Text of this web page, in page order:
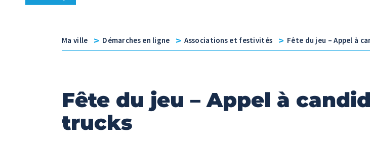
Ma ville v Démarches en ligne v Associations et festivités v Fête du jeu – Appel à
Fête du jeu – Appel à
trucks